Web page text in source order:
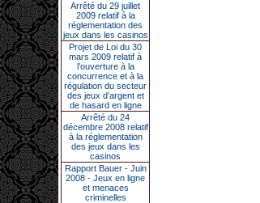
Arrêté du 29 juillet
2009 relatif à la
réglementation des
jeux dans les casinos
Projet de Loi du 30
mars 2009 relatif à
l’ouverture à la
concurrence et à la
régulation du secteur
des jeux d’argent et
de hasard en ligne
Arrêté du 24
décembre 2008 relatif
à la réglementation
des jeux dans les
casinos
Rapport Bauer - Juin
2008 - Jeux en ligne
et menaces
criminelles